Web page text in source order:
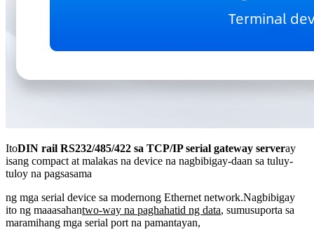
ItoDIN rail RS232/485/422 sa TCP/IP serial gateway serveray
isang compact at malakas na device na nagbibigay-daan sa tuluy-
tuloy na pagsasama
ng mga serial device sa modernong Ethernet network.Nagbibigay
ito ng maaasahantwo-way na paghahatid ng data, sumusuporta sa
maramihang mga serial port na pamantayan,